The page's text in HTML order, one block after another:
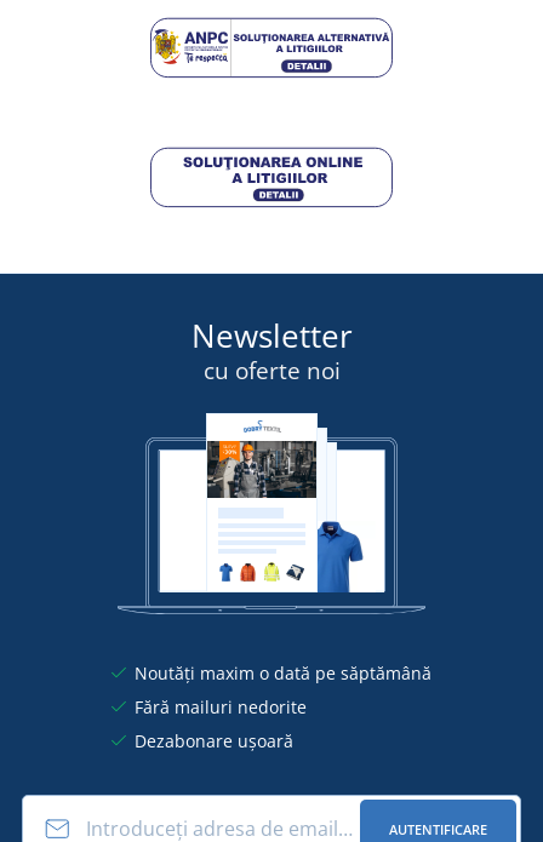
97,25 lei
DETALII
Newsletter
cu oferte noi
Noutăți maxim o dată pe săptămână
Fără mailuri nedorite
Dezabonare ușoară
AUTENTIFICARE